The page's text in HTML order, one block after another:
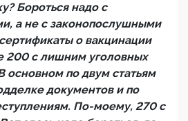
Бороться надо с
а не с законопослушными
о вакцинации
200 с лишним уголовных
основном по двум статьям
документов и по
По-моему, 270 с